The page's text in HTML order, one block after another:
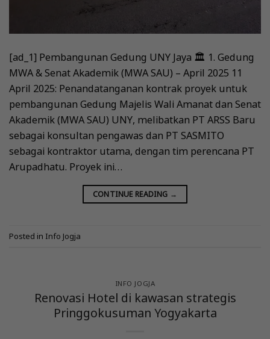
[ad_1] Pembangunan Gedung UNY Jaya 🏛️ 1. Gedung
MWA & Senat Akademik (MWA SAU) – April 2025 11
April 2025: Penandatanganan kontrak proyek untuk
pembangunan Gedung Majelis Wali Amanat dan Senat
Akademik (MWA SAU) UNY, melibatkan PT ARSS Baru
sebagai konsultan pengawas dan PT SASMITO
sebagai kontraktor utama, dengan tim perencana PT
Arupadhatu. Proyek ini…
CONTINUE READING →
Posted in Info Jogja
INFO JOGJA
Renovasi Hotel di kawasan strategis
Pringgokusuman Yogyakarta